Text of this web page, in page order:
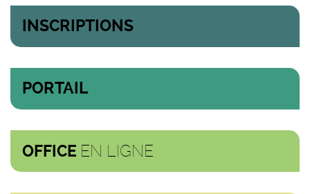
INSCRIPTIONS
PORTAIL
OFFICE EN LIGNE